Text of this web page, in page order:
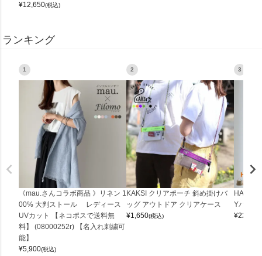
¥12,650(税込)
ランキング
1
《mau.さんコラボ商品 》リネン 1
00% 大判ストール レディース
UVカット 【ネコポスで送料無
料】 (08000252r) 【名入れ刺繍可
能】
¥5,900(税込)
2
KAKSI クリアポーチ 斜め掛けバ
ッグ アウトドア クリアケース
¥1,650(税込)
3
Yバッグ
¥22,000